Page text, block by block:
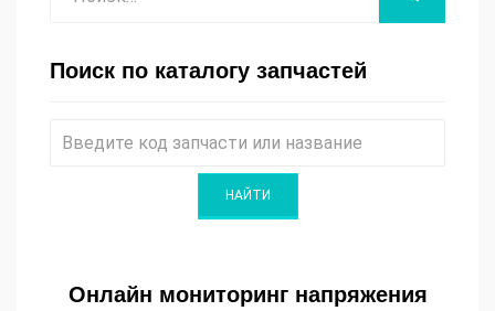
Поиск по каталогу запчастей
Онлайн мониторинг напряжения